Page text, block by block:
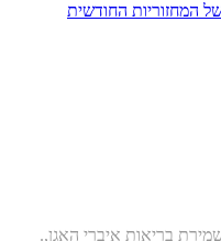
החודשית
.סאונת אדים לאגן היא טכניקה עתיקה לשמירת בריאות איברי האגן,